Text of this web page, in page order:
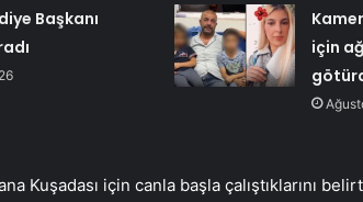
Başkanı
için
Kuşadası için canla başla çalıştıklarını